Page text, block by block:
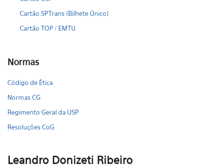
Cartão SPTrans (Bilhete Único)
Cartão TOP / EMTU
Normas
Código de Ética
Normas CG
Regimento Geral da USP
Resoluções CoG
Leandro Donizeti Ribeiro